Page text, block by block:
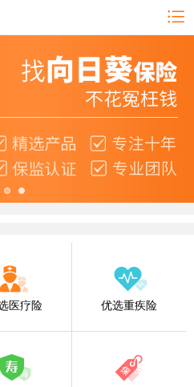
医疗险 优选重疾险